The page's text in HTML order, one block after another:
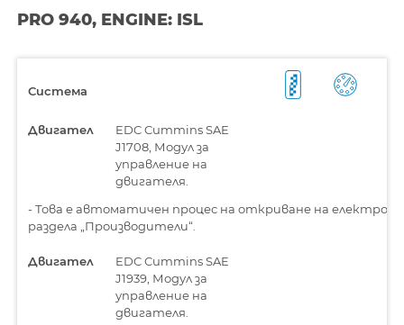
PRO 940, ENGINE: ISL
Система
Двигател
EDC Cummins SAE
J1708, Модул за
управление на
двигателя.
-Това е автоматичен процес на откриване на
раздела „Производители“.
Двигател
EDC Cummins SAE
J1939, Модул за
управление на
двигателя.